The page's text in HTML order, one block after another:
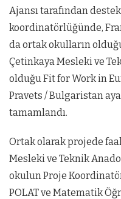
Ajansı tarafından
koordinatörlüğünde,
da ortak okulların
Çetinkaya Mesleki ve
olduğu Fit for Work in
Pravets / Bulgaristan
tamamlandı.
Ortak olarak projede
Mesleki ve Teknik
okulun Proje
POLAT ve Matematik